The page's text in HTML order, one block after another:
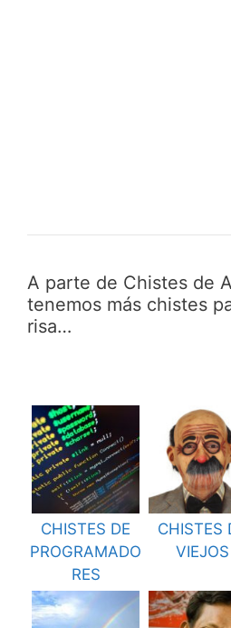
A parte de Chistes de
tenemos más chistes
risa…
CHISTES DE
PROGRAMADO
RES
CHISTES
VIEJOS